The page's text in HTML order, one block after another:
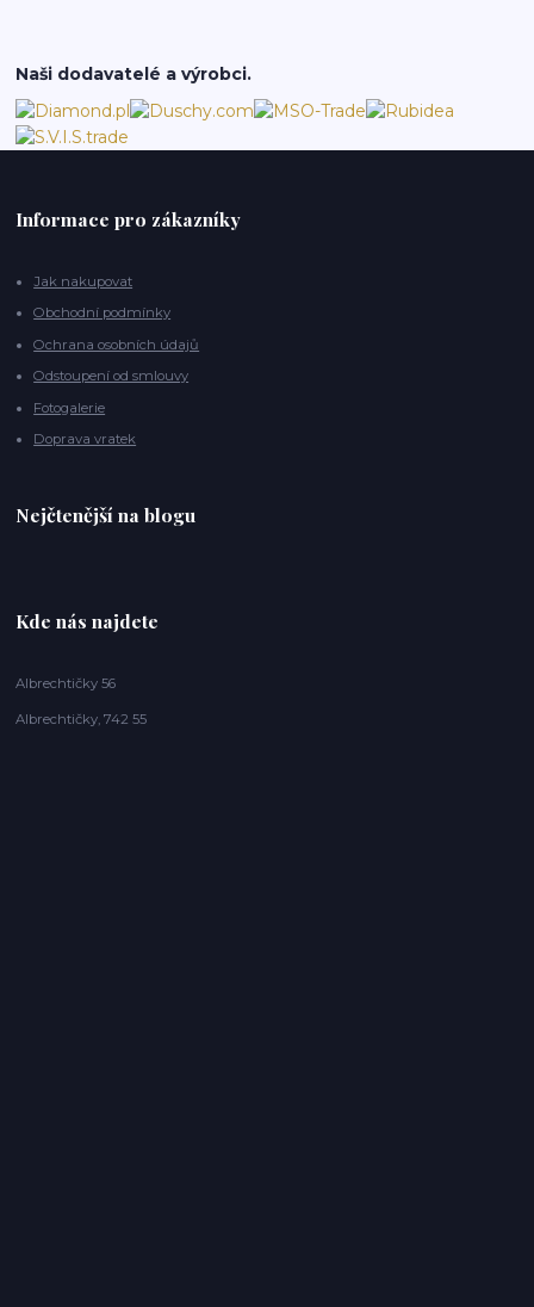
Naši dodavatelé a výrobci.
Informace pro zákazníky
Jak nakupovat
Obchodní podmínky
Ochrana osobních údajů
Odstoupení od smlouvy
Fotogalerie
Doprava vratek
Nejčtenější na blogu
Kde nás najdete
Albrechtičky 56
Albrechtičky, 742 55